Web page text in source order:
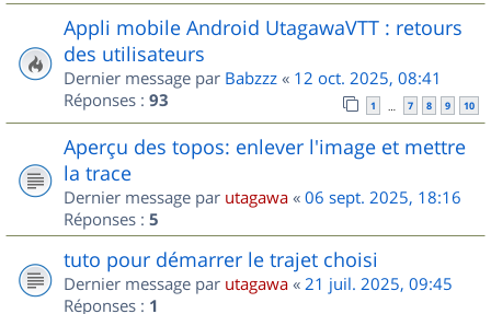
Appli mobile Android UtagawaVTT : retours
des utilisateurs
Dernier message par Babzzz « 12 oct. 2025, 08:41
Réponses : 93 1 … 7 8 9 10
Aperçu des topos: enlever l'image et mettre
la trace
Dernier message par utagawa « 06 sept. 2025, 18:16
Réponses : 5
tuto pour démarrer le trajet choisi
Dernier message par utagawa « 21 juil. 2025, 09:45
Réponses : 1